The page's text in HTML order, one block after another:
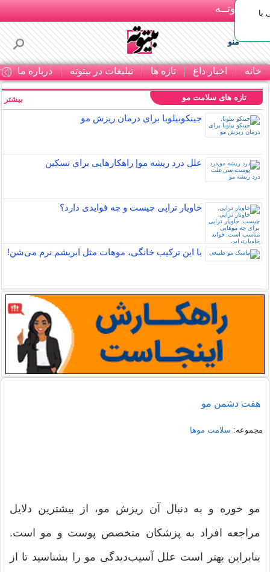
بـیتوتــه
منو
خانه اخبار داغ تازه ها تبلیغات در بیتوته درباره ما
با
تازه های سلامت مو
جینکوبیلوبا برای درمان ریزش مو
علل درد ریشه مو| راهکارهایی برای تسکین
خاویار تراپی چیست و چه فوایدی دارد؟
با این ترکیب خانگی، موهات مثل ابریشم نرم می‌شن!
بیشتر
هفت دشمن مو
مجموعه: سلامت موها
مو خوره و به دنبال آن ریزش مو، از بیشترین دلایل
مراجعه افراد به پزشکان متخصص پوست و مو است.
بنابراین بهتر است علل آسیب‌دیدگی مو را بشناسید تا از